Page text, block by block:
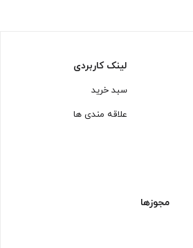
لینک کاربردی
سبد خرید
علاقه مندی ها
مجوزها